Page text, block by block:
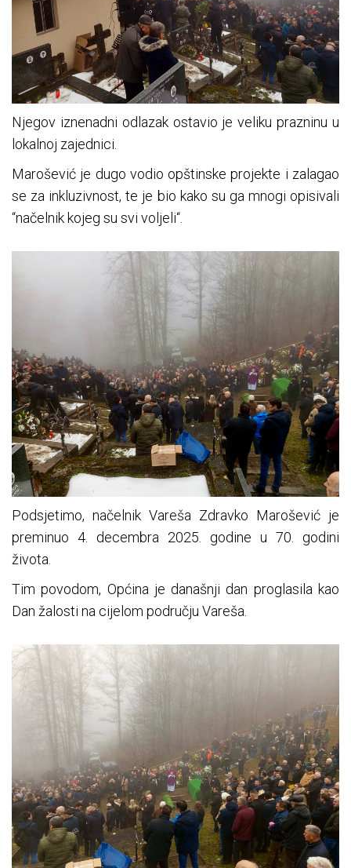
Njegov iznenadni odlazak ostavio je veliku prazninu u
lokalnoj zajednici.
Marošević je dugo vodio opštinske projekte i zalagao
se za inkluzivnost, te je bio kako su ga mnogi opisivali
“načelnik kojeg su svi voljeli“.
Podsjetimo, načelnik Vareša Zdravko Marošević je
preminuo 4. decembra 2025. godine u 70. godini
života.
Tim povodom, Općina je današnji dan proglasila kao
Dan žalosti na cijelom području Vareša.